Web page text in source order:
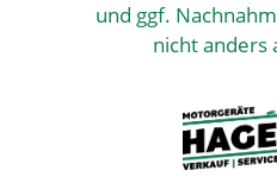
und ggf.
nicht anders